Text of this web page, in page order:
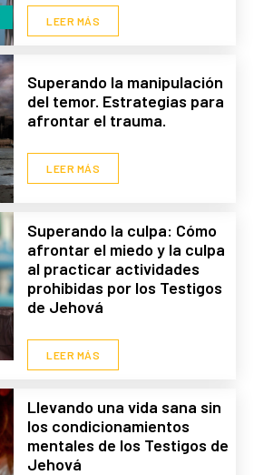
LEER MÁS
Superando la manipulación
del temor. Estrategias para
afrontar el trauma.
LEER MÁS
Superando la culpa: Cómo
afrontar el miedo y la culpa
al practicar actividades
prohibidas por los Testigos
de Jehová
LEER MÁS
Llevando una vida sana sin
los condicionamientos
mentales de los Testigos de
Jehová